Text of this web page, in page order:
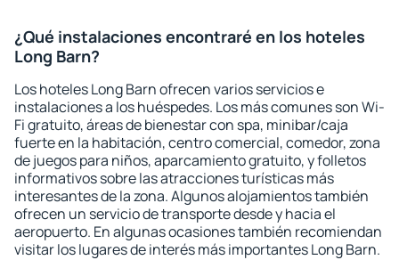
¿Qué instalaciones encontraré en los hoteles
Long Barn?
Los hoteles Long Barn ofrecen varios servicios e
instalaciones a los huéspedes. Los más comunes son Wi-
Fi gratuito, áreas de bienestar con spa, minibar/caja
fuerte en la habitación, centro comercial, comedor, zona
de juegos para niños, aparcamiento gratuito, y folletos
informativos sobre las atracciones turísticas más
interesantes de la zona. Algunos alojamientos también
ofrecen un servicio de transporte desde y hacia el
aeropuerto. En algunas ocasiones también recomiendan
visitar los lugares de interés más importantes Long Barn.